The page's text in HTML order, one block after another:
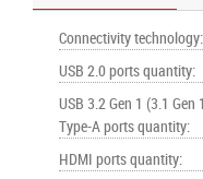
Connectivity technology:
USB 2.0 ports quantity:
USB 3.2 Gen 1 (3.1 Gen
Type-A ports quantity:
HDMI ports quantity: